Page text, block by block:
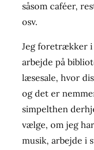
såsom caféer,
osv.
Jeg foretrækker i
arbejde på
læsesale, hvor
og det er
simpelthen
vælge, om jeg
musik, arbejde i